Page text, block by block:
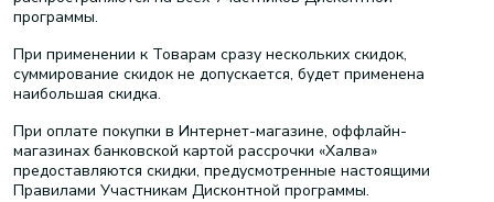
программы.
При применении к Товарам сразу нескольких скидок,
суммирование скидок не допускается, будет применена
наибольшая скидка.
При оплате покупки в Интернет-магазине, оффлайн-
магазинах банковской картой рассрочки «Халва»
предоставляются скидки, предусмотренные настоящими
Правилами Участникам Дисконтной программы.